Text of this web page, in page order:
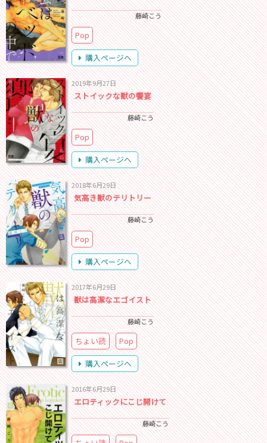
藤崎こう
Pop
購入ページへ
2019年9月27日
ストイックな獣の饗宴
藤崎こう
Pop
購入ページへ
2018年6月29日
気高き獣のテリトリー
藤崎こう
Pop
購入ページへ
2017年6月29日
獣は高潔なエゴイスト
藤崎こう
ちょい読
Pop
購入ページへ
2016年6月29日
エロティックにこじ開けて
藤崎こう